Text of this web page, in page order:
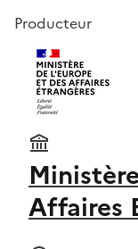
Producteur
Affaires